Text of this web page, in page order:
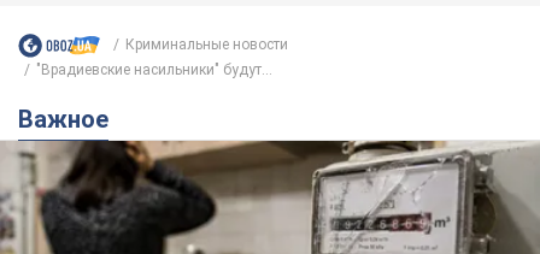
Криминальные новости
"Врадиевские насильники" будут...
Важное